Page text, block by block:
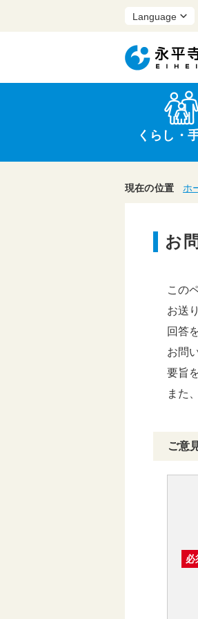
くらし・
上水
申請
防災
医療
保育
農業
行政
広報
頑張
グラム
現在の位置 ホ
お
この
お送
回答
お問
要旨
また
ご意
必